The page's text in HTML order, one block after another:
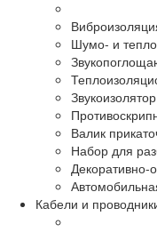
Шумо- и
Звукоизолятор
Валик
Набор для
Кабели и